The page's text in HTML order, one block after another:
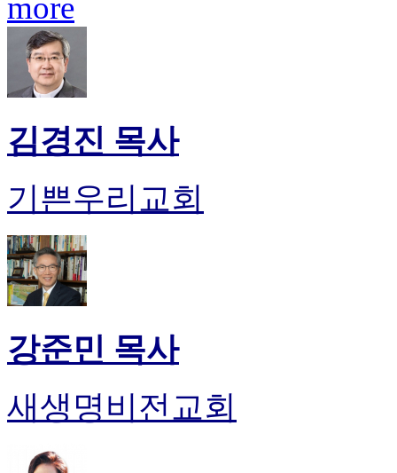
후
기
기
아
센
웹
토
끼
미
프
진
후
미
프
약
국
more
김경진 목사
기쁜우리교회
강준민 목사
새생명비전교회